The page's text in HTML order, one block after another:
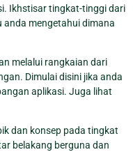
Ikhstisar tingkat-tinggi dari
anda mengetahui dimana
melalui rangkaian dari
Dimulai disini jika anda
aplikasi. Juga lihat
dan konsep pada tingkat
belakang berguna dan